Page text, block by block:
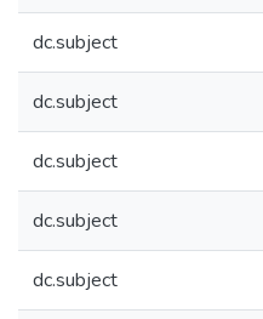
dc.subject
dc.subject
dc.subject
dc.subject
dc.subject